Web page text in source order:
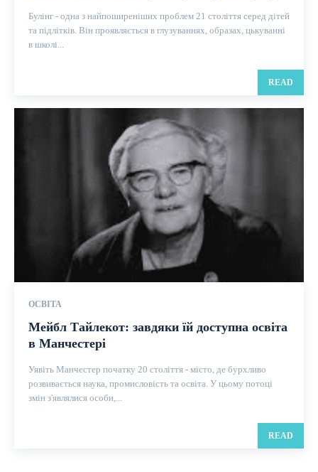
Булінг - одна з найпоширеніших проблем 21 століття серед дітей
та підлітків. Він проявляється в глузуваннях, образах, цькуванні
в школі...
READ
ОСВІТА
Мейбл Тайлекот: завдяки їй доступна освіта
в Манчестері
Уявіть Манчестер початку 20 століття - місто, де бурхливо
розвивається наука, промисловість та освіта. У цьому потоці
змін з'являлися особи,...
READ